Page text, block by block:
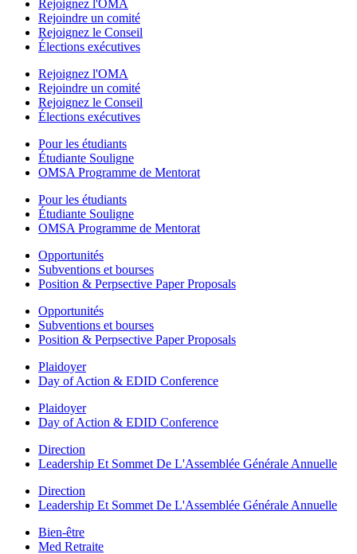
Rejoignez l'OMA
Rejoindre un comité
Rejoignez le Conseil
Élections exécutives
Rejoignez l'OMA
Rejoindre un comité
Rejoignez le Conseil
Élections exécutives
Pour les étudiants
Étudiante Souligne
OMSA Programme de Mentorat
Pour les étudiants
Étudiante Souligne
OMSA Programme de Mentorat
Opportunités
Subventions et bourses
Position & Perpsective Paper Proposals
Opportunités
Subventions et bourses
Position & Perpsective Paper Proposals
Plaidoyer
Day of Action & EDID Conference
Plaidoyer
Day of Action & EDID Conference
Direction
Leadership Et Sommet De L'Assemblée Générale Annuelle
Direction
Leadership Et Sommet De L'Assemblée Générale Annuelle
Bien-être
Med Retraite